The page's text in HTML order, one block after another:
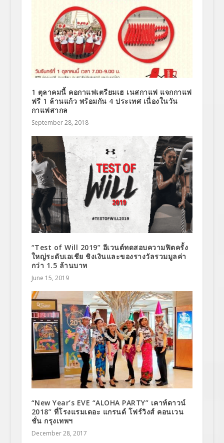
1 ตุลาคมนี้ คอกาแฟเตรียมเฮ เนสกาแฟ แจกกาแฟ
ฟรี 1 ล้านแก้ว พร้อมกัน 4 ประเทศ เนื่องในวัน
กาแฟสากล
September 28, 2018
“Test of Will 2019” อีเวนต์ทดสอบความฟิตครั้ง
ใหญ่ระดับเอเชีย ชิงเงินและของรางวัลรวมมูลค่า
กว่า 1.5 ล้านบาท
June 15, 2019
“New Year’s EVE “ALOHA PARTY” เคาท์ดาวน์
2018” ที่โรงแรมเดอะ แกรนด์ โฟร์วิงส์ คอนเวน
ชั่น กรุงเทพฯ
December 28, 2017